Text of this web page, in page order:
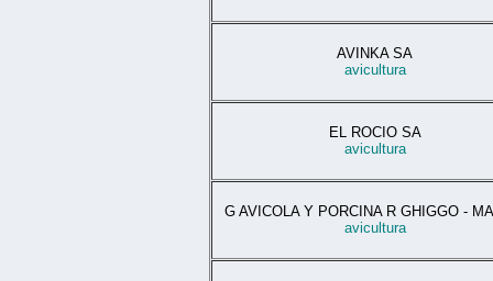
AVINKA SA
avicultura
EL ROCIO SA
avicultura
G AVICOLA Y PORCINA R GHIGGO -
avicultura